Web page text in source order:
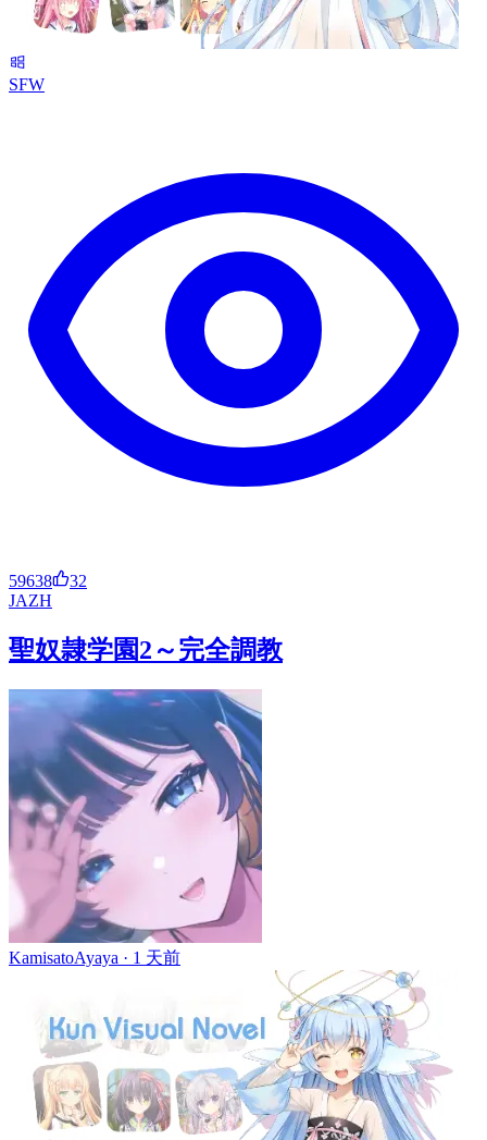
SFW
59638
32
JAZH
聖奴隷学園2～完全調教
KamisatoAyaya · 1 天前